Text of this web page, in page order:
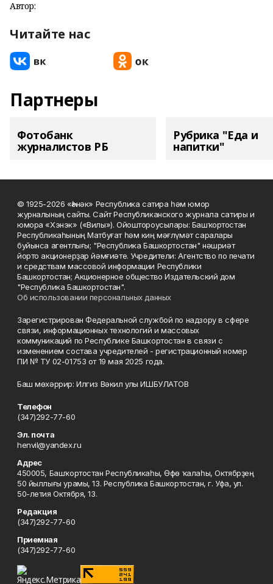
Автор:
Читайте нас
Партнеры
Фотобанк
журналистов РБ
Рубрика "Еда и
напитки"
© 1925-2026 «Һәнәк» Республика сатира һәм юмор
журналының сайты. Сайт Республиканского журнала сатиры и
юмора «Хэнэк» («Вилы»). Ойоштороусылары: Башҡортостан
Республикаһының Матбуғат һәм киң мәғлүмәт саралары
буйынса агентлығы; "Республика Башкортостан" нәшриәт
йорто акционерҙар йәмғиәте. Учредители: Агентство по печати
и средствам массовой информации Республики
Башкортостан; Акционерное общество Издательский дом
"Республика Башкортостан".
Об использовании персональных данных
Зарегистрирован Федеральной службой по надзору в сфере
связи, информационных технологий и массовых
коммуникаций по Республике Башкортостан в связи с
изменением состава учредителей - регистрационный номер
ПИ № ТУ 02-01753 от 19 мая 2025 года.
Баш мөхәррир: Илгиз Вәкил улы ИШБУЛАТОВ
Телефон
(347)292-77-60
Эл. почта
henvil@yandex.ru
Адрес
450005, Башҡортостан Республикаһы, Өфө ҡалаһы, Октябрҙең
50 йыллығы урамы, 13. Республика Башкортостан, г. Уфа, ул.
50-летия Октября, 13.
Редакция
(347)292-77-60
Приемная
(347)292-77-60